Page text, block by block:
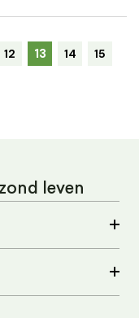
12 13 14
15
leven